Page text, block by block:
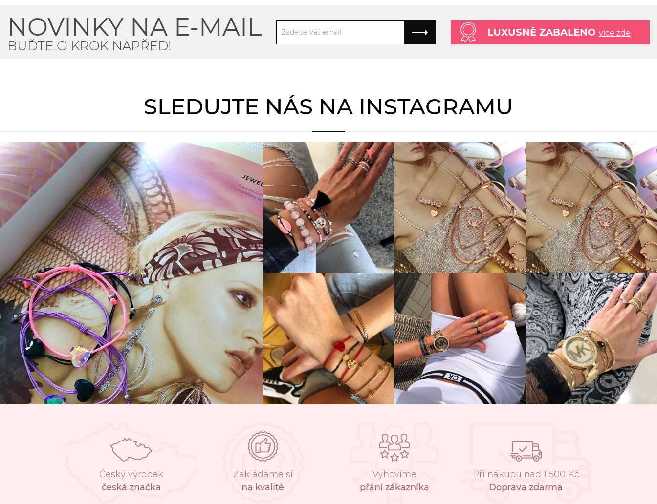
NOVINKY NA E-MAIL
BUĎTE O KROK NAPŘED!
LUXUSNĚ ZABALENO více zde
SLEDUJTE NÁS NA INSTAGRAMU
Český výrobek
česká značka
Zakládáme si
na kvalitě
Vyhovíme
přání zákazníka
Při nákupu nad 1 500 Kč
Doprava zdarma